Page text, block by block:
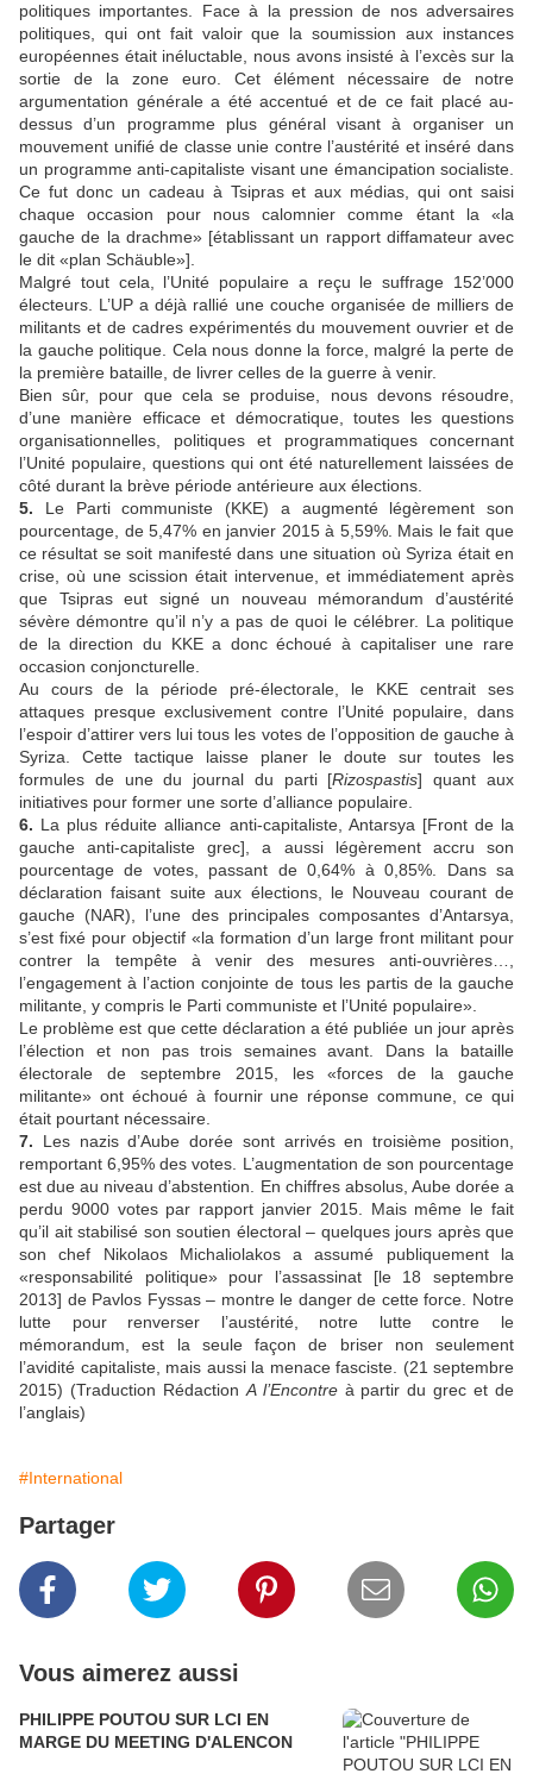
politiques importantes. Face à la pression de nos adversaires
politiques, qui ont fait valoir que la soumission aux instances
européennes était inéluctable, nous avons insisté à l’excès sur la
sortie de la zone euro. Cet élément nécessaire de notre
argumentation générale a été accentué et de ce fait placé au-
dessus d’un programme plus général visant à organiser un
mouvement unifié de classe unie contre l’austérité et inséré dans
un programme anti-capitaliste visant une émancipation socialiste.
Ce fut donc un cadeau à Tsipras et aux médias, qui ont saisi
chaque occasion pour nous calomnier comme étant la «la
gauche de la drachme» [établissant un rapport diffamateur avec
le dit «plan Schäuble»].
Malgré tout cela, l’Unité populaire a reçu le suffrage 152’000
électeurs. L’UP a déjà rallié une couche organisée de milliers de
militants et de cadres expérimentés du mouvement ouvrier et de
la gauche politique. Cela nous donne la force, malgré la perte de
la première bataille, de livrer celles de la guerre à venir.
Bien sûr, pour que cela se produise, nous devons résoudre,
d’une manière efficace et démocratique, toutes les questions
organisationnelles, politiques et programmatiques concernant
l’Unité populaire, questions qui ont été naturellement laissées de
côté durant la brève période antérieure aux élections.
5. Le Parti communiste (KKE) a augmenté légèrement son
pourcentage, de 5,47% en janvier 2015 à 5,59%. Mais le fait que
ce résultat se soit manifesté dans une situation où Syriza était en
crise, où une scission était intervenue, et immédiatement après
que Tsipras eut signé un nouveau mémorandum d’austérité
sévère démontre qu’il n’y a pas de quoi le célébrer. La politique
de la direction du KKE a donc échoué à capitaliser une rare
occasion conjoncturelle.
Au cours de la période pré-électorale, le KKE centrait ses
attaques presque exclusivement contre l’Unité populaire, dans
l’espoir d’attirer vers lui tous les votes de l’opposition de gauche à
Syriza. Cette tactique laisse planer le doute sur toutes les
formules de une du journal du parti [Rizospastis] quant aux
initiatives pour former une sorte d’alliance populaire.
6. La plus réduite alliance anti-capitaliste, Antarsya [Front de la
gauche anti-capitaliste grec], a aussi légèrement accru son
pourcentage de votes, passant de 0,64% à 0,85%. Dans sa
déclaration faisant suite aux élections, le Nouveau courant de
gauche (NAR), l’une des principales composantes d’Antarsya,
s’est fixé pour objectif «la formation d’un large front militant pour
contrer la tempête à venir des mesures anti-ouvrières…,
l’engagement à l’action conjointe de tous les partis de la gauche
militante, y compris le Parti communiste et l’Unité populaire».
Le problème est que cette déclaration a été publiée un jour après
l’élection et non pas trois semaines avant. Dans la bataille
électorale de septembre 2015, les «forces de la gauche
militante» ont échoué à fournir une réponse commune, ce qui
était pourtant nécessaire.
7. Les nazis d’Aube dorée sont arrivés en troisième position,
remportant 6,95% des votes. L’augmentation de son pourcentage
est due au niveau d’abstention. En chiffres absolus, Aube dorée a
perdu 9000 votes par rapport janvier 2015. Mais même le fait
qu’il ait stabilisé son soutien électoral – quelques jours après que
son chef Nikolaos Michaliolakos a assumé publiquement la
«responsabilité politique» pour l’assassinat [le 18 septembre
2013] de Pavlos Fyssas – montre le danger de cette force. Notre
lutte pour renverser l’austérité, notre lutte contre le
mémorandum, est la seule façon de briser non seulement
l’avidité capitaliste, mais aussi la menace fasciste. (21 septembre
2015) (Traduction Rédaction A l’Encontre à partir du grec et de
l’anglais)
#International
Partager
Vous aimerez aussi
PHILIPPE POUTOU SUR LCI EN
MARGE DU MEETING D'ALENCON